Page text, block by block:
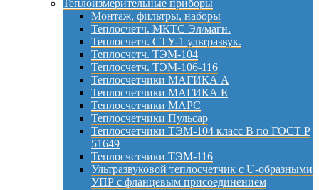
Теплоизмерительные приборы
Монтаж, фильтры, наборы
Теплосчетч. МКТС Эл/магн.
Теплосчетч. СТУ-1 ультразвук.
Теплосчетч. ТЭМ-104
Теплосчетч. ТЭМ-106-116
Теплосчетчики МАГИКА А
Теплосчетчики МАГИКА Е
Теплосчетчики МАРС
Теплосчетчики Пульсар
Теплосчетчики ТЭМ-104 класс B по ГОСТ Р
51649
Теплосчетчики ТЭМ-116
Ультразвуковой теплосчетчик с U-образными
УПР с фланцевым присоединением